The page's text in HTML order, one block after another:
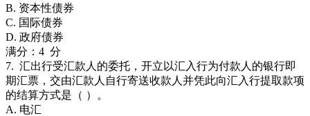
B. 资本性债券
C. 国际债券
D. 政府债券
满分：4 分
7. 汇出行受汇款人的委托，开立以汇入行为付款人的银行即
期汇票，交由汇款人自行寄送收款人并凭此向汇入行提取款项
的结算方式是（ ）。
A. 电汇